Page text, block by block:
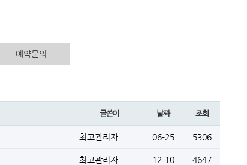
예약문의
글쓴이 날짜 조회
최고관리자 06-25 5306
최고관리자 12-10 4647